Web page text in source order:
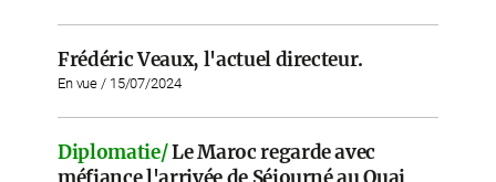
Frédéric Veaux, l'actuel directeur.
En vue / 15/07/2024
Diplomatie/Le Maroc regarde avec